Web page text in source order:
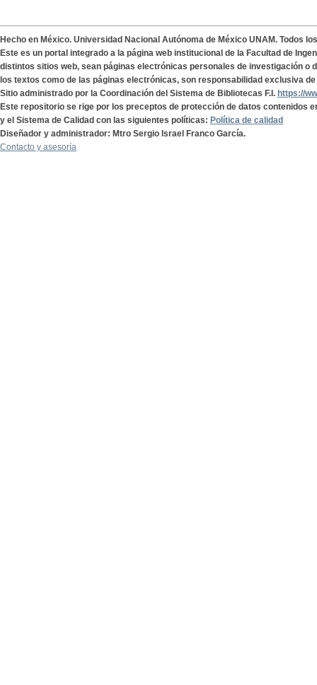
Hecho en México. Universidad Nacional Autónoma de México UNAM. Todos
Este es un portal integrado a la página web institucional de la Facultad de
distintos sitios web, sean páginas electrónicas personales de investigación o
los textos como de las páginas electrónicas, son responsabilidad exclusiva
Sitio administrado por la Coordinación del Sistema de Bibliotecas F.I. https://
Este repositorio se rige por los preceptos de protección de datos contenidos
y el Sistema de Calidad con las siguientes políticas: Política de calidad
Diseñador y administrador: Mtro Sergio Israel Franco García.
Contacto y asesoría